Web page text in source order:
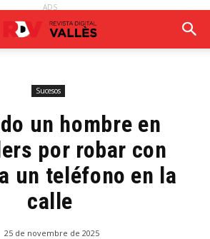
ADS
Sucesos
un hombre en
por robar con
un teléfono en la
calle
25 de novembre de 2025